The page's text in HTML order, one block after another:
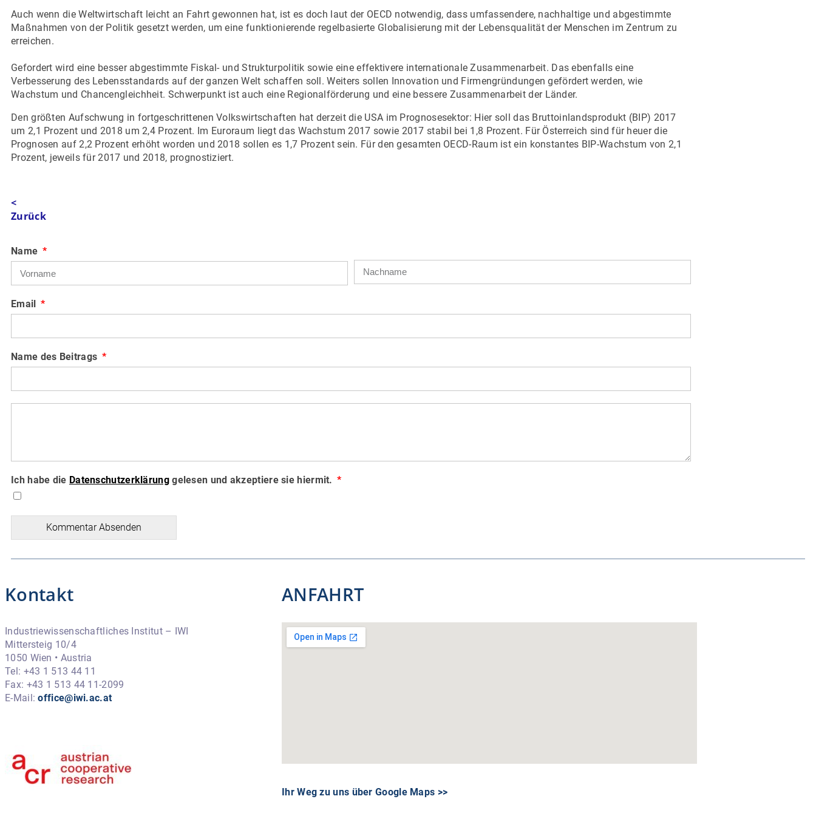
Auch wenn die Weltwirtschaft leicht an Fahrt gewonnen hat, ist es doch laut der OECD notwendig, dass umfassendere, nachhaltige und abgestimmte
Maßnahmen von der Politik gesetzt werden, um eine funktionierende regelbasierte Globalisierung mit der Lebensqualität der Menschen im Zentrum zu
erreichen.
Gefordert wird eine besser abgestimmte Fiskal- und Strukturpolitik sowie eine effektivere internationale Zusammenarbeit. Das ebenfalls eine
Verbesserung des Lebensstandards auf der ganzen Welt schaffen soll. Weiters sollen Innovation und Firmengründungen gefördert werden, wie
Wachstum und Chancengleichheit. Schwerpunkt ist auch eine Regionalförderung und eine bessere Zusammenarbeit der Länder.
Den größten Aufschwung in fortgeschrittenen Volkswirtschaften hat derzeit die USA im Prognosesektor: Hier soll das Bruttoinlandsprodukt (BIP) 2017
um 2,1 Prozent und 2018 um 2,4 Prozent. Im Euroraum liegt das Wachstum 2017 sowie 2017 stabil bei 1,8 Prozent. Für Österreich sind für heuer die
Prognosen auf 2,2 Prozent erhöht worden und 2018 sollen es 1,7 Prozent sein. Für den gesamten OECD-Raum ist ein konstantes BIP-Wachstum von 2,1
Prozent, jeweils für 2017 und 2018, prognostiziert.
<
Zurück
Name
Email
Name des Beitrags
Ich habe die Datenschutzerklärunggelesen und akzeptiere sie hiermit.
Kommentar Absenden
Kontakt
Industriewissenschaftliches Institut – IWI
Mittersteig 10/4
1050 Wien • Austria
Tel: +43 1 513 44 11
Fax: +43 1 513 44 11-2099
E-Mail:office@iwi.ac.at
ANFAHRT
Ihr Weg zu uns über Google Maps >>